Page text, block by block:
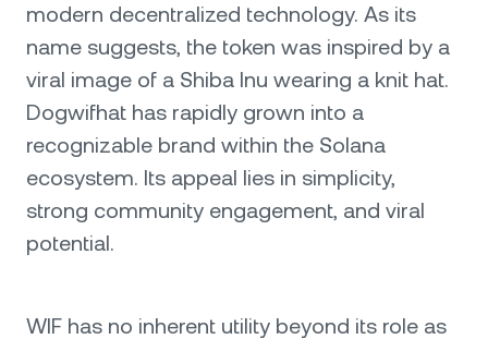
modern decentralized technology. As its
name suggests, the token was inspired by a
viral image of a Shiba Inu wearing a knit hat.
Dogwifhat has rapidly grown into a
recognizable brand within the Solana
ecosystem. Its appeal lies in simplicity,
strong community engagement, and viral
potential.
WIF has no inherent utility beyond its role as